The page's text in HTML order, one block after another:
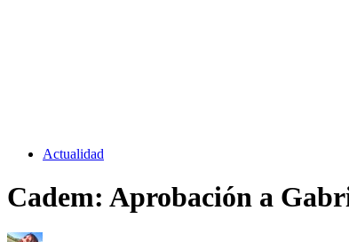
Actualidad
Cadem: Aprobación a